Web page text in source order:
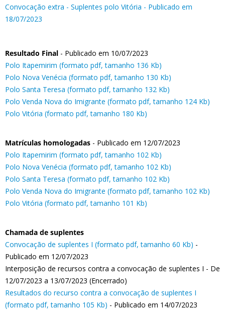
Convocação extra - Suplentes polo Vitória - Publicado em
18/07/2023
Resultado Final - Publicado em 10/07/2023
Polo Itapemirim (formato pdf, tamanho 136 Kb)
Polo Nova Venécia (formato pdf, tamanho 130 Kb)
Polo Santa Teresa (formato pdf, tamanho 132 Kb)
Polo Venda Nova do Imigrante (formato pdf, tamanho 124 Kb)
Polo Vitória (formato pdf, tamanho 180 Kb)
Matrículas homologadas - Publicado em 12/07/2023
Polo Itapemirim (formato pdf, tamanho 102 Kb)
Polo Nova Venécia (formato pdf, tamanho 102 Kb)
Polo Santa Teresa (formato pdf, tamanho 102 Kb)
Polo Venda Nova do Imigrante (formato pdf, tamanho 102 Kb)
Polo Vitória (formato pdf, tamanho 101 Kb)
Chamada de suplentes
Convocação de suplentes I (formato pdf, tamanho 60 Kb) -
Publicado em 12/07/2023
Interposição de recursos contra a convocação de suplentes I - De
12/07/2023 a 13/07/2023 (Encerrado)
Resultados do recurso contra a convocação de suplentes I
(formato pdf, tamanho 105 Kb) - Publicado em 14/07/2023